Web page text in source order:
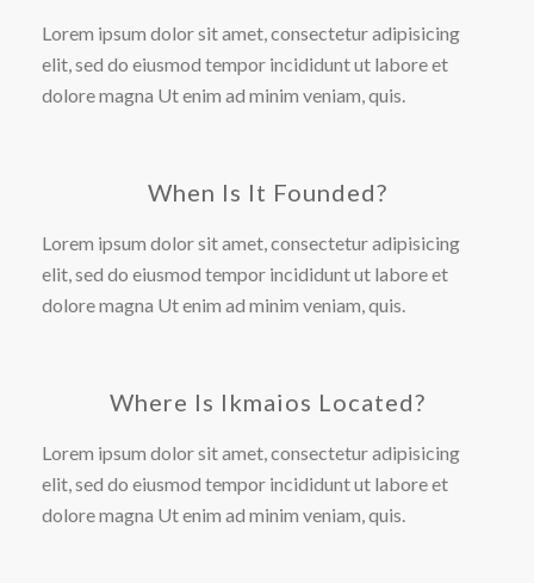
Lorem ipsum dolor sit amet, consectetur adipisicing
elit, sed do eiusmod tempor incididunt ut labore et
dolore magna Ut enim ad minim veniam, quis.
When Is It Founded?
Lorem ipsum dolor sit amet, consectetur adipisicing
elit, sed do eiusmod tempor incididunt ut labore et
dolore magna Ut enim ad minim veniam, quis.
Where Is Ikmaios Located?
Lorem ipsum dolor sit amet, consectetur adipisicing
elit, sed do eiusmod tempor incididunt ut labore et
dolore magna Ut enim ad minim veniam, quis.